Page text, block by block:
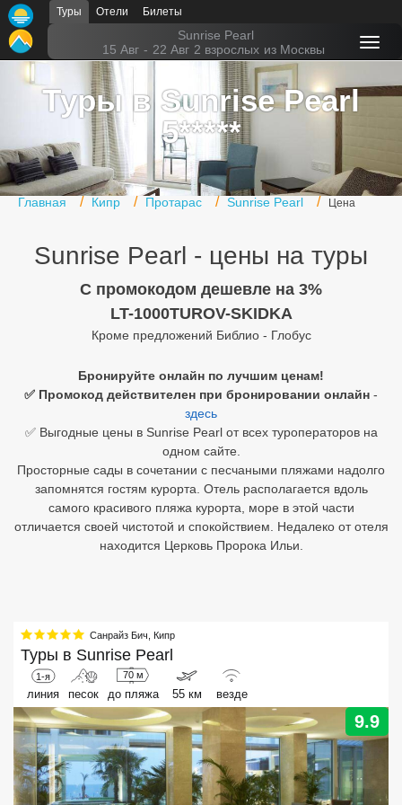
Туры Отели Билеты
Sunrise Pearl
15 Авг - 22 Авг 2 взрослых из Москвы
Туры в Sunrise Pearl
5*****
Главная Кипр Протарас Sunrise Pearl Цена
Sunrise Pearl - цены на туры
C промокодом дешевле на 3%
LT-1000TUROV-SKIDKA
Кроме предложений Библио - Глобус
Бронируйте онлайн по лучшим ценам!
✅ Промокод действителен при бронировании онлайн -
здесь
✅ Выгодные цены в Sunrise Pearl от всех туроператоров на
одном сайте.
Просторные сады в сочетании с песчаными пляжами надолго
запомнятся гостям курорта. Отель располагается вдоль
самого красивого пляжа курорта, море в этой части
отличается своей чистотой и спокойствием. Недалеко от отеля
находится Церковь Пророка Ильи.
Санрайз Бич Кипр
Туры в Sunrise Pearl
1-я
линия песок
70 м
до пляжа 55 км везде
9.9
Главная
Горящие туры
Туры в Турцию
Туры в Египет
Туры в ОАЭ
Помощь
Подборки отелей
ОАЭ
Египет
Куба
Шри Ланка
Северный Гоа
Южный Гоа
Занзибар
Абхазия
Большой Сочи